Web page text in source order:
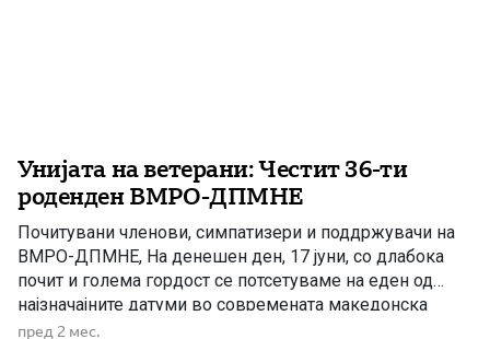
Унијата на ветерани: Честит 36-ти
роденден ВМРО-ДПМНЕ
Почитувани членови, симпатизери и поддржувачи на
ВМРО-ДПМНЕ, На денешен ден, 17 јуни, со длабока
почит и голема гордост се потсетуваме на еден од
најзначајните датуми во современата македонска
историја – денот кога беше формирана ВМРО-ДПМНЕ.
пред 2 мес.